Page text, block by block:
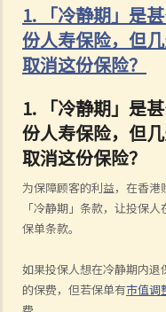
1. 「冷静期」是
份人寿保险，但
取消这份保险？
1. 「冷静期」是
份人寿保险，但
取消这份保险？
为保障顾客的利益，在香
「冷静期」条款，让投保
保单条款。
如果投保人想在冷静期内退
的保费，但若保单有市值调